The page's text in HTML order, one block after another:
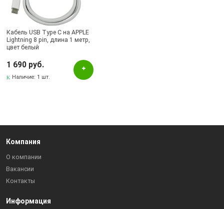
Кабель USB Type C на APPLE
Lightning 8 pin, длина 1 метр,
цвет белый
1 690 руб.
Наличие: 1 шт.
Компания
О компании
Вакансии
Контакты
Информация